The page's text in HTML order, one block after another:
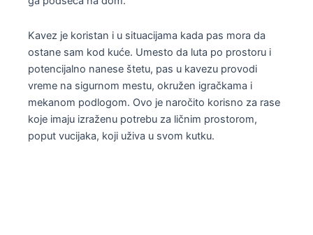
Kavez je koristan i u situacijama kada pas mora da
ostane sam kod kuće. Umesto da luta po prostoru i
potencijalno nanese štetu, pas u kavezu provodi
vreme na sigurnom mestu, okružen igračkama i
mekanom podlogom. Ovo je naročito korisno za rase
koje imaju izraženu potrebu za ličnim prostorom,
poput vucijaka, koji uživa u svom kutku.